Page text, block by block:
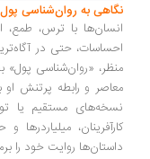
نگاهی به روان‌شناسی
انسان‌ها با ترس،
احساسات، حتی در
منظر، «روان‌شناسی پول»
معاصر و رابطه پرتنش او
نسخه‌های مستقیم یا
کارآفرینان،
داستان‌ها روایت خود را